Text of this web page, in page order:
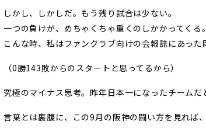
しかし、しかしだ。もう残り試合は少ない。
一つの負けが、めちゃくちゃ重くのしかかってくる。
こんな時、私はファンクラブ向けの会報誌にあった
（0勝143敗からのスタートと思ってるから）
究極のマイナス思考。昨年日本一になったチームだ
言葉とは裏腹に、この9月の阪神の闘い方を見れば